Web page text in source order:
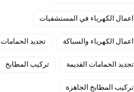
اعمال الكهرباء في المستشفيات
اعمال الكهرباء والسباكة تجديد الحمامات
تجديد الحمامات القديمة تركيب المطابخ
تركيب المطابخ الجاهزة